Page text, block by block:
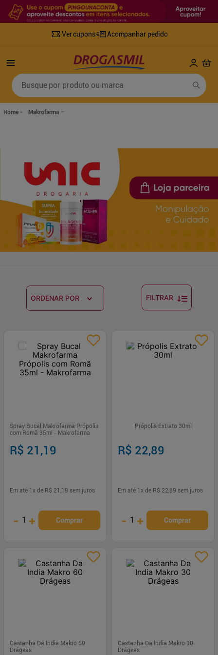
Ver cupons Acompanhar pedido
Busque por produto ou marca
Makrofarma
ORDENAR POR FILTRAR
Spray Bucal Makrofarma Própolis
com Romã 35ml - Makrofarma
R$ 21,19
Em até 1 x de R$ 21,19 sem juros
- 1 + Comprar
Própolis Extrato 30ml
R$ 22,89
Em até 1 x de R$ 22,89 sem juros
- 1 + Comprar
Castanha Da India Makro 60
Drágeas
Castanha Da India Makro 30
Drágeas
Termos mais buscados
lenco umedecido
5º desodorante